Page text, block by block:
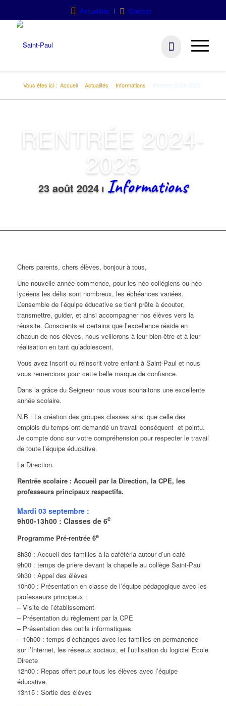
Actualités Contact
Vous êtes ici : Accueil Actualités Informations
RENTRÉE 2024-
2025
23 août 2024ı Informations
Chers parents, chers élèves, bonjour à tous,
Une nouvelle année commence, pour les néo-collégiens ou néo-
lycéens les défis sont nombreux, les échéances variées.
L’ensemble de l’équipe éducative se tient prête à écouter,
transmettre, guider, et ainsi accompagner nos élèves vers la
réussite. Conscients et certains que l’excellence réside en
chacun de nos élèves, nous veillerons à leur bien-être et à leur
réalisation en tant qu’adolescent.
Vous avez inscrit ou réinscrit votre enfant à Saint-Paul et nous
vous remercions pour cette belle marque de confiance.
Dans la grâce du Seigneur nous vous souhaitons une excellente
année scolaire.
N.B : La création des groupes classes ainsi que celle des
emplois du temps ont demandé un travail conséquent et pointu.
Je compte donc sur votre compréhension pour respecter le travail
de toute l’équipe éducative.
La Direction.
Rentrée scolaire : Accueil par la Direction, la CPE, les
professeurs principaux respectifs.
Mardi 03 septembre :
9h00-13h00 : Classes de 6e
Programme Pré-rentrée 6e
8h30 : Accueil des familles à la cafétéria autour d’un café
9h00 : temps de prière devant la chapelle au collège Saint-Paul
9h30 : Appel des élèves
10h00 : Présentation en classe de l’équipe pédagogique avec les
professeurs principaux :
– Visite de l’établissement
– Présentation du règlement par la CPE
– Présentation des outils informatiques
– 10h00 : temps d’échanges avec les familles en permanence
sur l’Internet, les réseaux sociaux, et l’utilisation du logiciel Ecole
Directe
12h00 : Repas offert pour tous les élèves avec l’équipe
éducative.
13h15 : Sortie des élèves